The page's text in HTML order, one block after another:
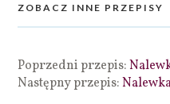
ZOBACZ INNE PRZEPISY
Poprzedni przepis:
Następny przepis: